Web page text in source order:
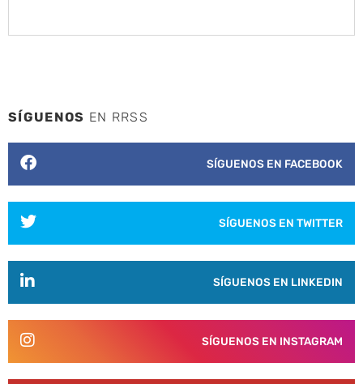
SÍGUENOS EN RRSS
SÍGUENOS EN FACEBOOK
SÍGUENOS EN TWITTER
SÍGUENOS EN LINKEDIN
SÍGUENOS EN INSTAGRAM